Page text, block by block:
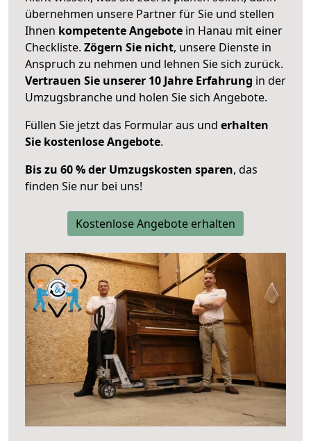
übernehmen unsere Partner für Sie und stellen
Ihnen kompetente Angebote in Hanau mit einer
Checkliste. Zögern Sie nicht, unsere Dienste in
Anspruch zu nehmen und lehnen Sie sich zurück.
Vertrauen Sie unserer 10 Jahre Erfahrung in der
Umzugsbranche und holen Sie sich Angebote.
Füllen Sie jetzt das Formular aus und erhalten
Sie kostenlose Angebote.
Bis zu 60 % der Umzugskosten sparen, das
finden Sie nur bei uns!
Kostenlose Angebote erhalten